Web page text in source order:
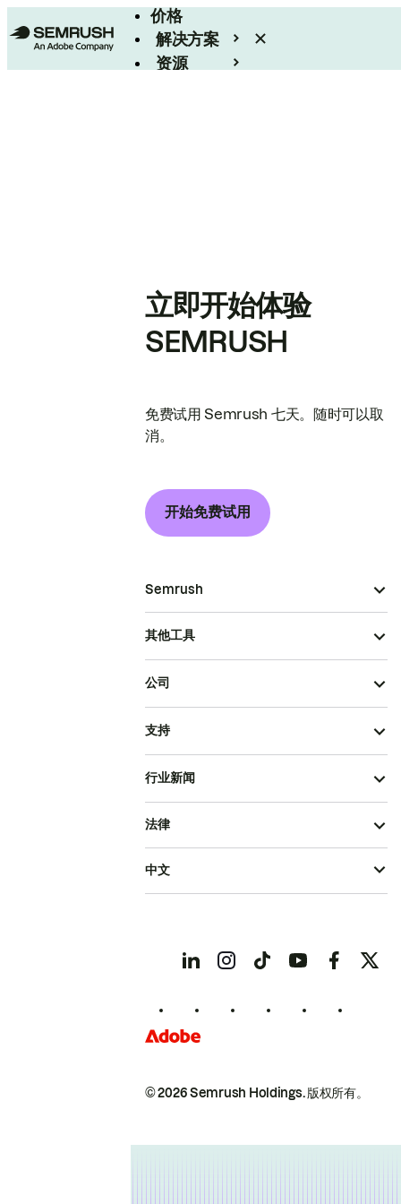
价格
解决方案
资源
立即开始体验
SEMRUSH
免费试用 Semrush 七天。随时可以取
消。
开始免费试用
Semrush
其他工具
公司
支持
行业新闻
© 2026 Semrush Holdings.版权所有。
法律
中文